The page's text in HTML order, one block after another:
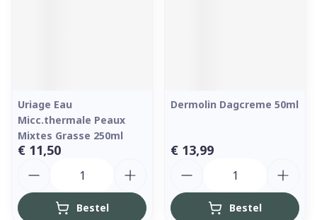
Uriage Eau
Micc.thermale Peaux
Mixtes Grasse 250ml
€ 11,50
Bestel
Dermolin Dagcreme 50ml
€ 13,99
Bestel